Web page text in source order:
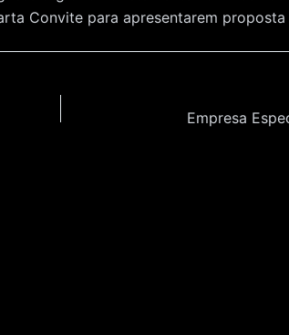
Convite para apresentarem